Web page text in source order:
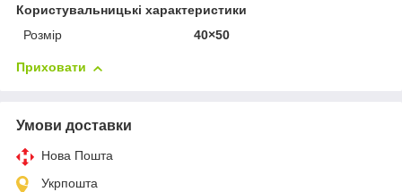
Користувальницькі характеристики
Розмір
40×50
Приховати
Умови доставки
Нова Пошта
Укрпошта